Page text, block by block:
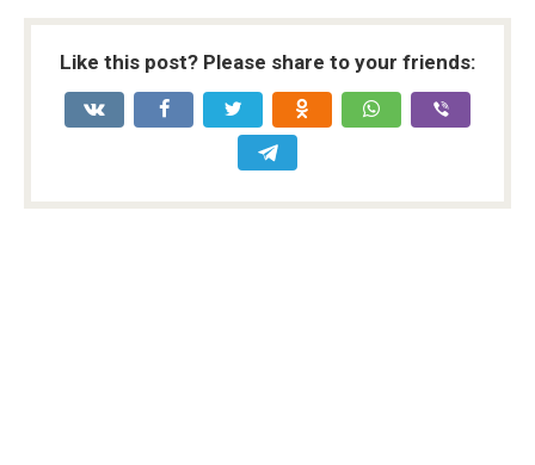
Like this post? Please share to your friends: